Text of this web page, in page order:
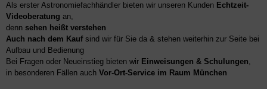
Als erster Astronomiefachhändler bieten wir unseren Kunden Echtzeit-
Videoberatung an,
denn sehen heißt verstehen
Auch nach dem Kaufsind wir für Sie da & stehen weiterhin zur Seite bei
Aufbau und Bedienung
Bei Fragen oder Neueinstieg bieten wir Einweisungen & Schulungen,
in besonderen Fällen auch Vor-Ort-Service im Raum München